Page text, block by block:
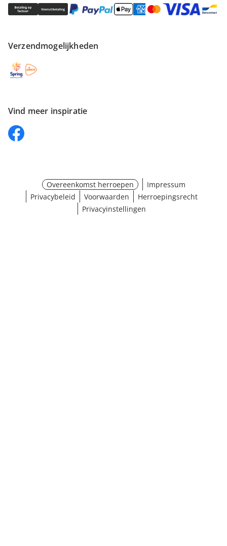
Verzendmogelijkheden
Vind meer inspiratie
Overeenkomst herroepen
Impressum
Privacybeleid
Voorwaarden
Herroepingsrecht
Privacyinstellingen